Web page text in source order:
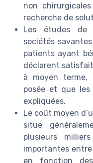
non
recherche de
Les études de
sociétés
patients ayant
déclarent
à moyen terme,
posée et que
expliquées.
Le coût moyen
situe
plusieurs
importantes
en fonction